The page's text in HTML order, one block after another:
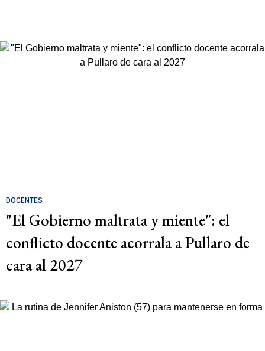
DOCENTES
"El Gobierno maltrata y miente": el
conflicto docente acorrala a Pullaro de
cara al 2027